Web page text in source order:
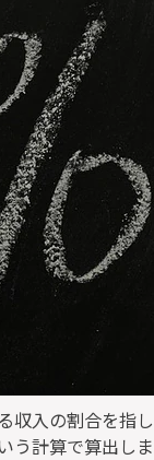
収入の割合を指
計算で算出しま